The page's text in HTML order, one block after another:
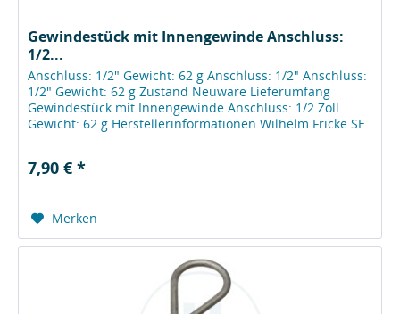
Gewindestück mit Innengewinde Anschluss:
1/2...
Anschluss: 1/2" Gewicht: 62 g Anschluss: 1/2" Anschluss:
1/2" Gewicht: 62 g Zustand Neuware Lieferumfang
Gewindestück mit Innengewinde Anschluss: 1/2 Zoll
Gewicht: 62 g Herstellerinformationen Wilhelm Fricke SE
7,90 € *
Merken